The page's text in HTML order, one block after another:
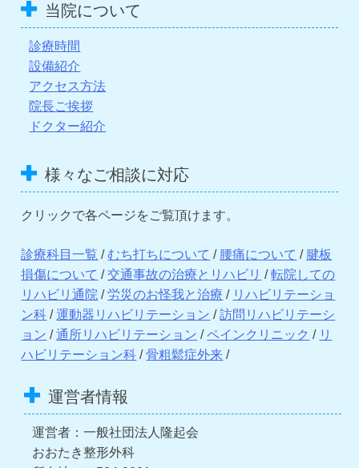
当院について
診療時間
設備紹介
アクセス方法
院長ご挨拶
ドクター紹介
様々なご相談に対応
クリックで各ページをご覧頂けます。
診療科目一覧 / むち打ちについて / 腰痛について / 腱板
損傷について /交通事故の治療とリハビリ /転院しての
リハビリ通院 /労災のお怪我と治療 / リハビリテーショ
ン科 /運動器リハビリテーション /訪問リハビリテーシ
ョン /通所リハビリテーション /ペインクリニック / リ
ハビリテーション科 /骨粗鬆症外来 /
運営者情報
運営者：一般社団法人隆起会
おおたき整形外科